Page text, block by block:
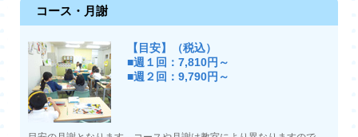
コース・月謝
【目安】（税込）
■週１回：7,810円～
■週２回：9,790円～